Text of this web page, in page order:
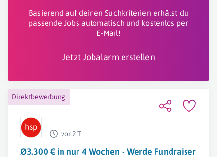
Basierend auf deinen Suchkriterien erhälst du
passende Jobs automatisch und kostenlos per
E-Mail!
Jetzt Jobalarm erstellen
Direktbewerbung
vor 2 T
Ø3.300 € in nur 4 Wochen - Werde Fundraiser